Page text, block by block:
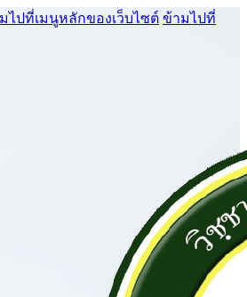
ไปที่เมนูหลักของเว็บไซต์ ข้ามไปที่